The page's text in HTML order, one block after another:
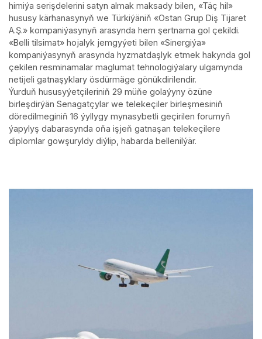
himiýa serişdelerini satyn almak maksady bilen, «Täç hil»
hususy kärhanasynyň we Türkiýäniň «Ostan Grup Diş Tijaret
A.Ş.» kompaniýasynyň arasynda hem şertnama gol çekildi.
«Belli tilsimat» hojalyk jemgyýeti bilen «Sinergiýa»
kompaniýasynyň arasynda hyzmatdaşlyk etmek hakynda gol
çekilen resminamalar maglumat tehnologiýalary ulgamynda
netijeli gatnaşyklary ösdürmäge gönükdirilendir.
Ýurduň hususyýetçileriniň 29 müňe golaýyny özüne
birleşdirýän Senagatçylar we telekeçiler birleşmesiniň
döredilmeginiň 16 ýyllygy mynasybetli geçirilen forumyň
ýapylyş dabarasynda oňa işjeň gatnaşan telekeçilere
diplomlar gowşuryldy diýlip, habarda bellenilýär.